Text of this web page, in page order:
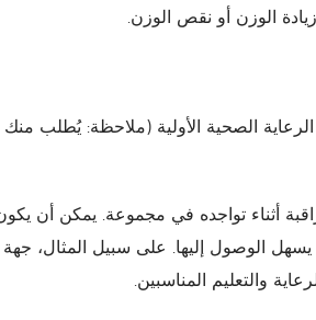
الوزن أو نقص الوزن.
الصحية الأولية (ملاحظة: يُطلب
أثناء تواجده في مجموعة. يمكن أن
الوصول إليها. على سبيل المثال، جهة
والتعليم المناسبين.